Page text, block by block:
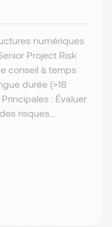
numériques
Project Risk
conseil à temps
durée (>18
: Évaluer
risques...